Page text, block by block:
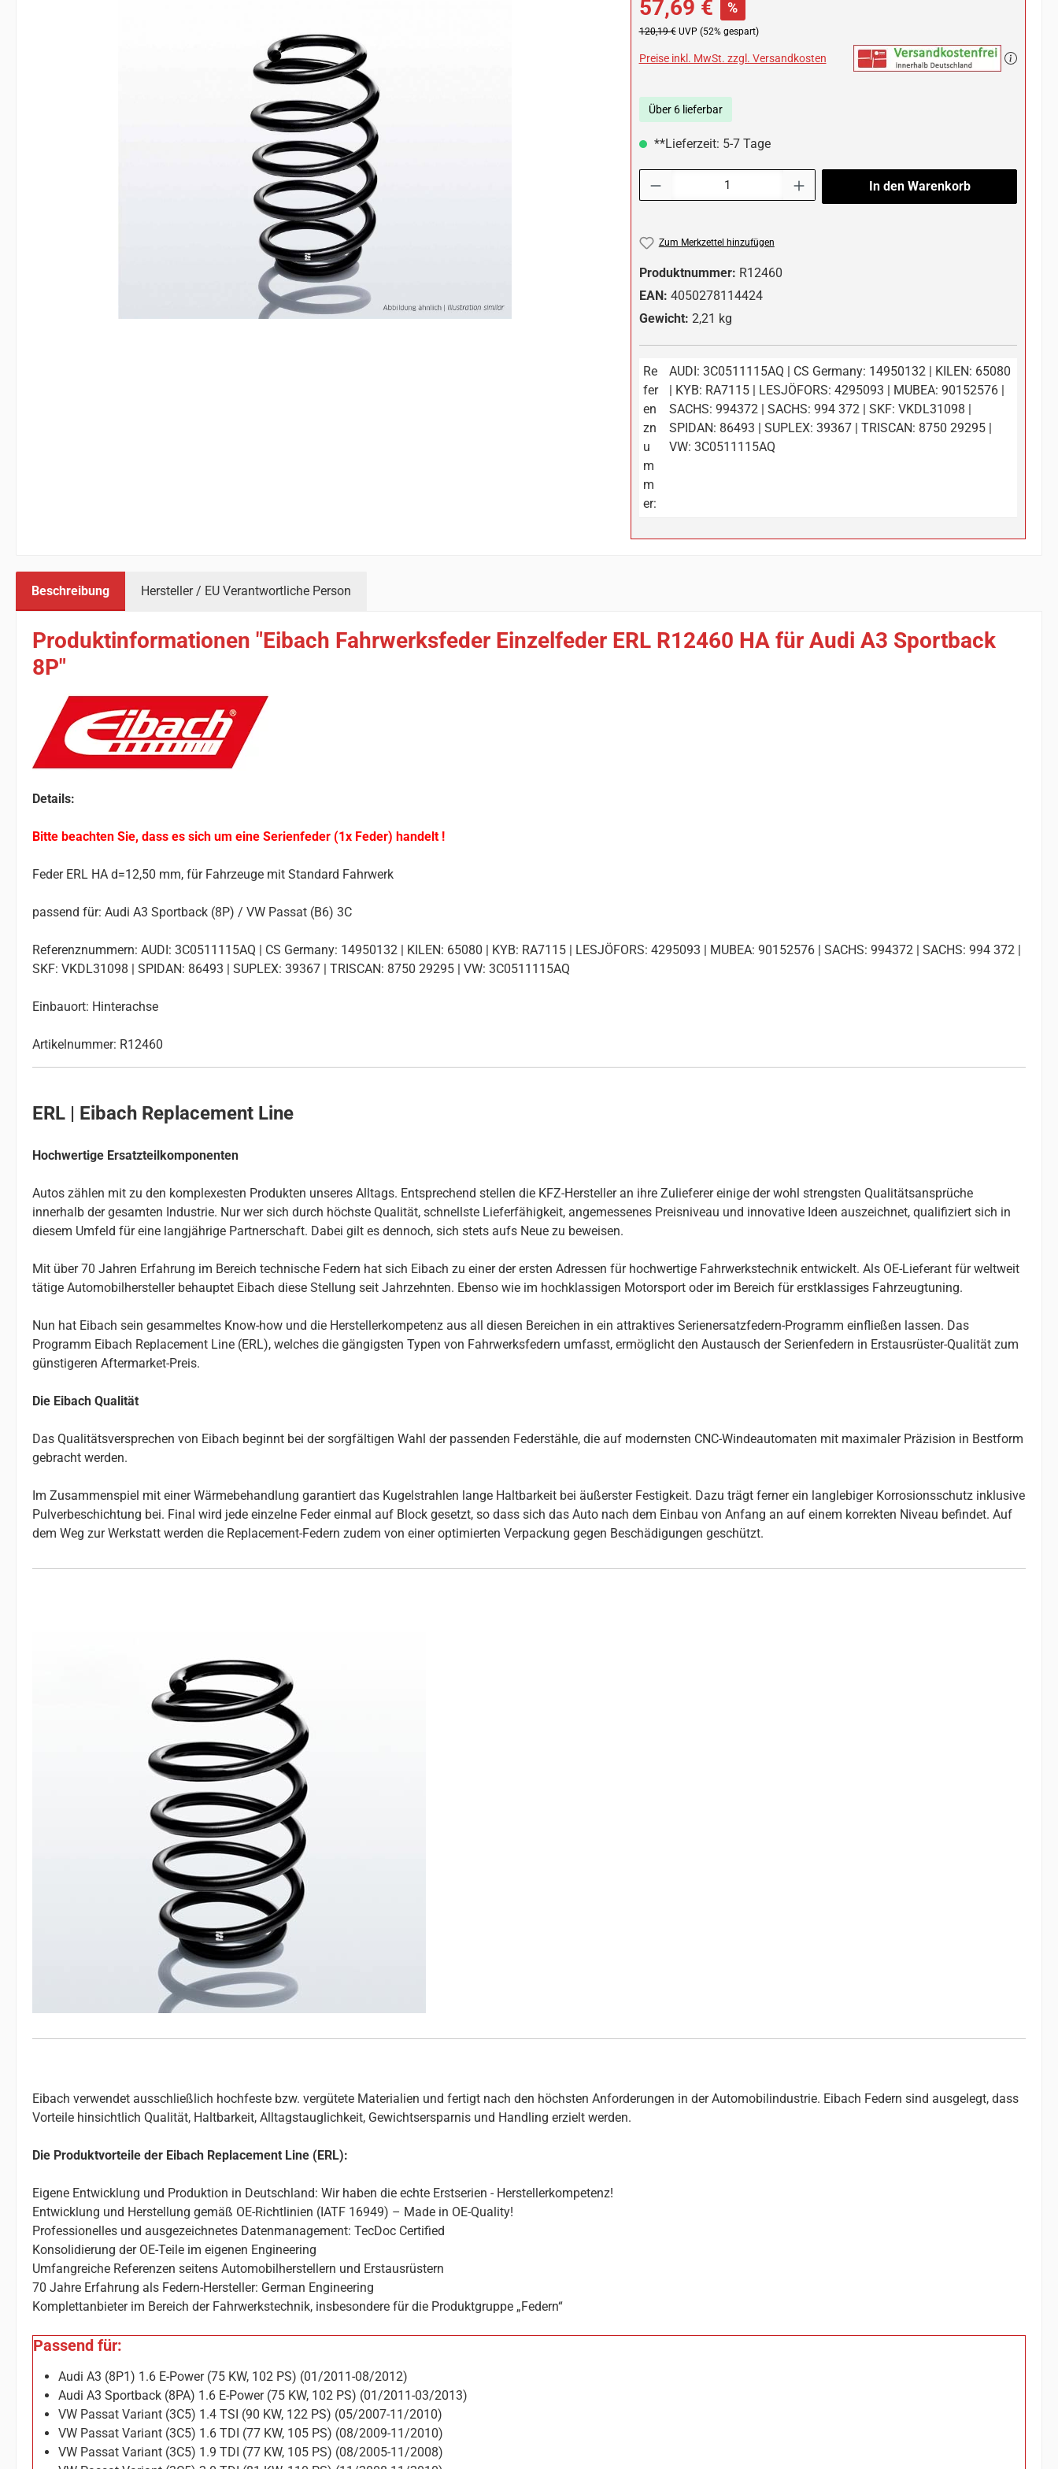
57,69 € %
Regulärer Preis:
120,19 € UVP (52% gespart)
Preise inkl. MwSt. zzgl. Versandkosten
Über 6 lieferbar
**Lieferzeit: 5-7 Tage
In den Warenkorb
Zum Merkzettel hinzufügen
Produktnummer: R12460
EAN: 4050278114424
Gewicht: 2,21 kg
Re
fer
en
zn
u
m
m
er:
AUDI: 3C0511115AQ | CS Germany: 14950132 | KILEN: 65080
| KYB: RA7115 | LESJÖFORS: 4295093 | MUBEA: 90152576 |
SACHS: 994372 | SACHS: 994 372 | SKF: VKDL31098 |
SPIDAN: 86493 | SUPLEX: 39367 | TRISCAN: 8750 29295 |
VW: 3C0511115AQ
Beschreibung Hersteller / EU Verantwortliche Person
Produktinformationen "Eibach Fahrwerksfeder Einzelfeder ERL R12460 HA für Audi A3 Sportback
8P"
Details:
Bitte beachten Sie, dass es sich um eine Serienfeder (1x Feder) handelt !
Feder ERL HA d=12,50 mm, für Fahrzeuge mit Standard Fahrwerk
passend für: Audi A3 Sportback (8P) / VW Passat (B6) 3C
Referenznummern: AUDI: 3C0511115AQ | CS Germany: 14950132 | KILEN: 65080 | KYB: RA7115 | LESJÖFORS: 4295093 | MUBEA: 90152576 | SACHS: 994372 | SACHS: 994 372 |
SKF: VKDL31098 | SPIDAN: 86493 | SUPLEX: 39367 | TRISCAN: 8750 29295 | VW: 3C0511115AQ
Einbauort: Hinterachse
Artikelnummer: R12460
ERL | Eibach Replacement Line
Hochwertige Ersatzteilkomponenten
Autos zählen mit zu den komplexesten Produkten unseres Alltags. Entsprechend stellen die KFZ-Hersteller an ihre Zulieferer einige der wohl strengsten Qualitätsansprüche
innerhalb der gesamten Industrie. Nur wer sich durch höchste Qualität, schnellste Lieferfähigkeit, angemessenes Preisniveau und innovative Ideen auszeichnet, qualifiziert sich in
diesem Umfeld für eine langjährige Partnerschaft. Dabei gilt es dennoch, sich stets aufs Neue zu beweisen.
Mit über 70 Jahren Erfahrung im Bereich technische Federn hat sich Eibach zu einer der ersten Adressen für hochwertige Fahrwerkstechnik entwickelt. Als OE-Lieferant für weltweit
tätige Automobilhersteller behauptet Eibach diese Stellung seit Jahrzehnten. Ebenso wie im hochklassigen Motorsport oder im Bereich für erstklassiges Fahrzeugtuning.
Nun hat Eibach sein gesammeltes Know-how und die Herstellerkompetenz aus all diesen Bereichen in ein attraktives Serienersatzfedern-Programm einfließen lassen. Das
Programm Eibach Replacement Line (ERL), welches die gängigsten Typen von Fahrwerksfedern umfasst, ermöglicht den Austausch der Serienfedern in Erstausrüster-Qualität zum
günstigeren Aftermarket-Preis.
Die Eibach Qualität
Das Qualitätsversprechen von Eibach beginnt bei der sorgfältigen Wahl der passenden Federstähle, die auf modernsten CNC-Windeautomaten mit maximaler Präzision in Bestform
gebracht werden.
Im Zusammenspiel mit einer Wärmebehandlung garantiert das Kugelstrahlen lange Haltbarkeit bei äußerster Festigkeit. Dazu trägt ferner ein langlebiger Korrosionsschutz inklusive
Pulverbeschichtung bei. Final wird jede einzelne Feder einmal auf Block gesetzt, so dass sich das Auto nach dem Einbau von Anfang an auf einem korrekten Niveau befindet. Auf
dem Weg zur Werkstatt werden die Replacement-Federn zudem von einer optimierten Verpackung gegen Beschädigungen geschützt.
Eibach verwendet ausschließlich hochfeste bzw. vergütete Materialien und fertigt nach den höchsten Anforderungen in der Automobilindustrie. Eibach Federn sind ausgelegt, dass
Vorteile hinsichtlich Qualität, Haltbarkeit, Alltagstauglichkeit, Gewichtsersparnis und Handling erzielt werden.
Die Produktvorteile der Eibach Replacement Line (ERL):
Eigene Entwicklung und Produktion in Deutschland: Wir haben die echte Erstserien - Herstellerkompetenz!
Entwicklung und Herstellung gemäß OE-Richtlinien (IATF 16949) – Made in OE-Quality!
Professionelles und ausgezeichnetes Datenmanagement: TecDoc Certified
Konsolidierung der OE-Teile im eigenen Engineering
Umfangreiche Referenzen seitens Automobilherstellern und Erstausrüstern
70 Jahre Erfahrung als Federn-Hersteller: German Engineering
Komplettanbieter im Bereich der Fahrwerkstechnik, insbesondere für die Produktgruppe „Federn“
Passend für:
Audi A3 (8P1) 1.6 E-Power (75 KW, 102 PS) (01/2011-08/2012)
Audi A3 Sportback (8PA) 1.6 E-Power (75 KW, 102 PS) (01/2011-03/2013)
VW Passat Variant (3C5) 1.4 TSI (90 KW, 122 PS) (05/2007-11/2010)
VW Passat Variant (3C5) 1.6 TDI (77 KW, 105 PS) (08/2009-11/2010)
VW Passat Variant (3C5) 1.9 TDI (77 KW, 105 PS) (08/2005-11/2008)